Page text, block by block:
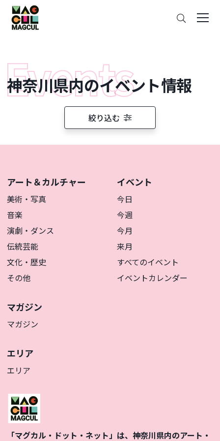
ン
テ
ン
ス
キ
ッ
神奈川県内のイベント情報
絞り込む
アート＆カルチャー
美術・写真
音楽
演劇・ダンス
伝統芸能
文化・歴史
その他
イベント
今日
今週
今月
来月
すべてのイベント
イベントカレンダー
マガジン
マガジン
エリア
エリア
「マグカル・ドット・ネット」は、神奈川県内のアート・